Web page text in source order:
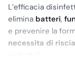
L’efficacia
elimina batteri,
e prevenire la
necessita di